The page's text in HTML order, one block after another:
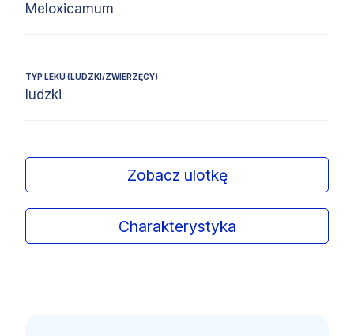
Meloxicamum
TYP LEKU (LUDZKI/ZWIERZĘCY)
ludzki
Zobacz ulotkę
Charakterystyka